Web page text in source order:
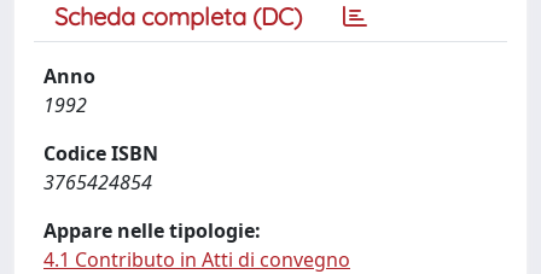
Scheda completa (DC)
Anno
1992
Codice ISBN
3765424854
Appare nelle tipologie:
4.1 Contributo in Atti di convegno